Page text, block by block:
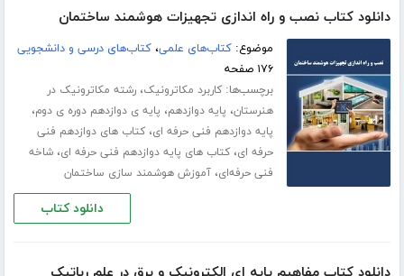
دانلود کتاب نصب و راه اندازی تجهیزات هوشمند ساختمان
موضوع:کتاب‌های علمی،کتاب‌های درسی و دانشجویی
۱۷۶ صفحه
برچسب‌ها:کاربرد مکاترونیک،رشته مکاترونیک در
هنرستان، پایه دوازدهم، پایه ی دوازدهم دوره ی دوم،
پایه دوازدهم فنی حرفه ای،کتاب های دوازدهم فنی
حرفه ای،کتاب های پایه دوازدهم فنی حرفه ای،شاخه
فنی حرفه‌ای،آموزش هوشمند سازی ساختمان
دانلود کتاب